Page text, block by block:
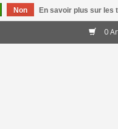
0
Non En savoir plus sur les